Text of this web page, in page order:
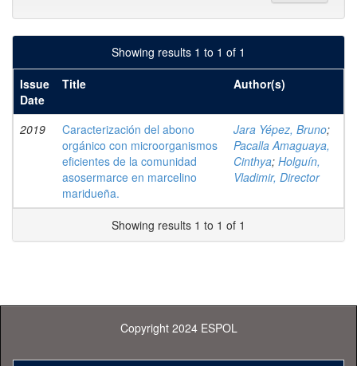
Showing results 1 to 1 of 1
Issue
Date
Title Author(s)
2019
Caracterización del abono
orgánico con microorganismos
eficientes de la comunidad
asosermarce en marcelino
maridueña.
Jara Yépez, Bruno;
Pacalla Amaguaya,
Cinthya; Holguín,
Vladimir, Director
Showing results 1 to 1 of 1
Copyright 2024 ESPOL